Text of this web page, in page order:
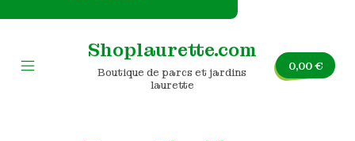
content
Shoplaurette.com
Boutique de parcs et jardins
laurette
0,00€